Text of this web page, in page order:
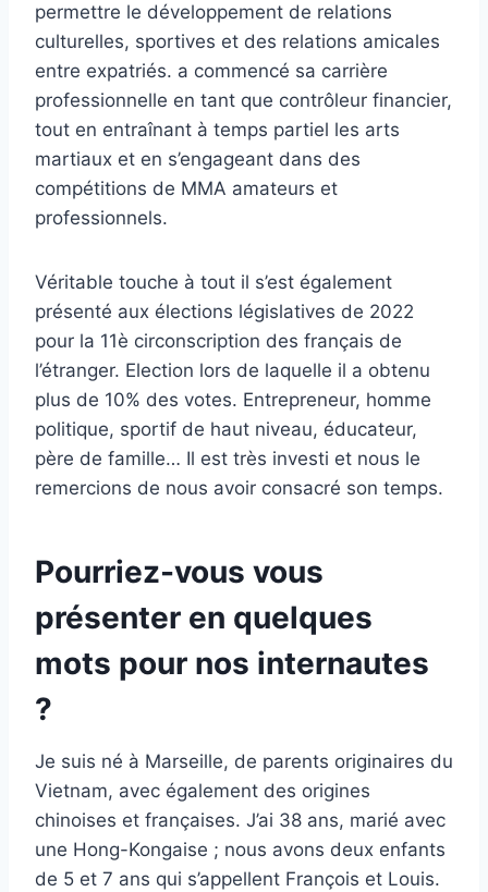
permettre le développement de relations
culturelles, sportives et des relations amicales
entre expatriés. a commencé sa carrière
professionnelle en tant que contrôleur financier,
tout en entraînant à temps partiel les arts
martiaux et en s’engageant dans des
compétitions de MMA amateurs et
professionnels.
Véritable touche à tout il s’est également
présenté aux élections législatives de 2022
pour la 11è circonscription des français de
l’étranger. Election lors de laquelle il a obtenu
plus de 10% des votes. Entrepreneur, homme
politique, sportif de haut niveau, éducateur,
père de famille… Il est très investi et nous le
remercions de nous avoir consacré son temps.
Pourriez-vous vous
présenter en quelques
mots pour nos internautes
?
Je suis né à Marseille, de parents originaires du
Vietnam, avec également des origines
chinoises et françaises. J’ai 38 ans, marié avec
une Hong-Kongaise ; nous avons deux enfants
de 5 et 7 ans qui s’appellent François et Louis.